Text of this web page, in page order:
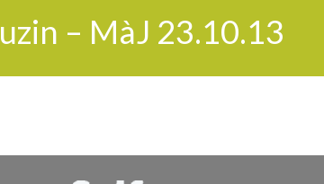
– MàJ 23.10.13